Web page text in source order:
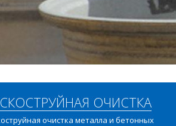
ОЧИСТКА
очистка металла и бетонных